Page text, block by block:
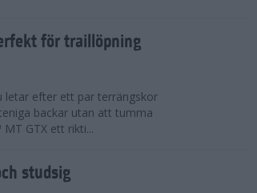
för traillöpning
letar efter ett par terrängskor
backar utan att tumma
GTX ett rikti...
studsig